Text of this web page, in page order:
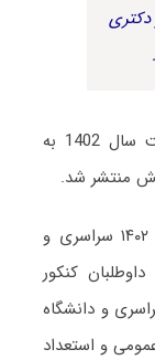
دکتری
سوالات آزمون دکتری فلسفه تعلیم و تربیت سال 1402 به
منتشر شد.
، آزمون دکتری ۱۴۰۲ سراسری و
۱۴۰۱ برگزار شد. داوطلبان کنکور
و دانشگاه
و استعداد